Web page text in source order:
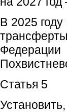
В 2025
Статья 5